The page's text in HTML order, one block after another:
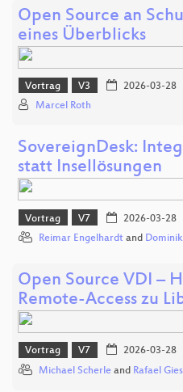
Open Source an
eines Überblicks
Vortrag V3 2026-03-28
Marcel Roth
SovereignDesk:
statt Insellösungen
Vortrag V7 2026-03-28
Reimar Engelhardt and
Open Source VDI –
Remote-Access zu
Vortrag V7 2026-03-28
Michael Scherle and Rafael